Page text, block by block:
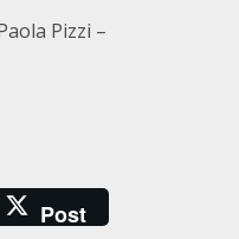
Pizzi –
Post